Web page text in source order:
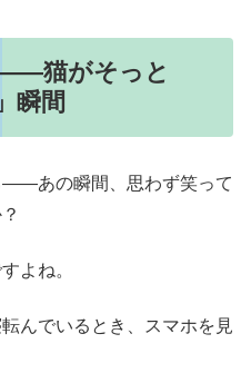
猫がそっと
瞬間
――あの瞬間、思わず笑って
よね。
んでいるとき、スマホを見